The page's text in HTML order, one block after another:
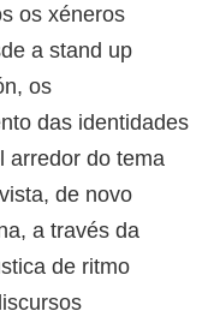
os xéneros
a stand up
os
das identidades
arredor do tema
de novo
a través da
de ritmo